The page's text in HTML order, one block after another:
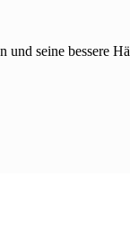
und seine bessere